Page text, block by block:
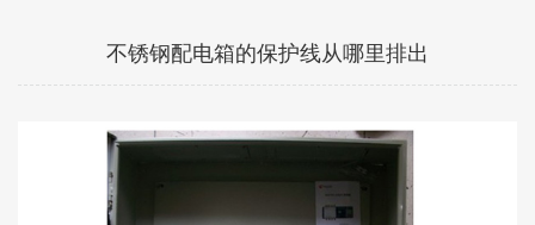
不锈钢配电箱的保护线从哪里排出